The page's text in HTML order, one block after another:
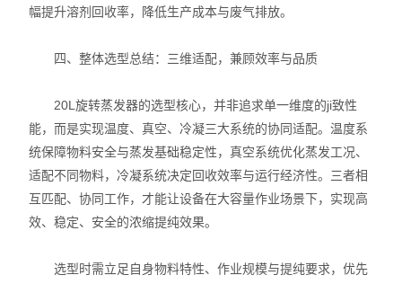
幅提升溶剂回收率，降低生产成本与废气排放。
四、整体选型总结：三维适配，兼顾效率与品质
20L旋转蒸发器的选型核心，并非追求单一维度的ji致性
能，而是实现温度、真空、冷凝三大系统的协同适配。温度系
统保障物料安全与蒸发基础稳定性，真空系统优化蒸发工况、
适配不同物料，冷凝系统决定回收效率与运行经济性。三者相
互匹配、协同工作，才能让设备在大容量作业场景下，实现高
效、稳定、安全的浓缩提纯效果。
选型时需立足自身物料特性、作业规模与提纯要求，优先